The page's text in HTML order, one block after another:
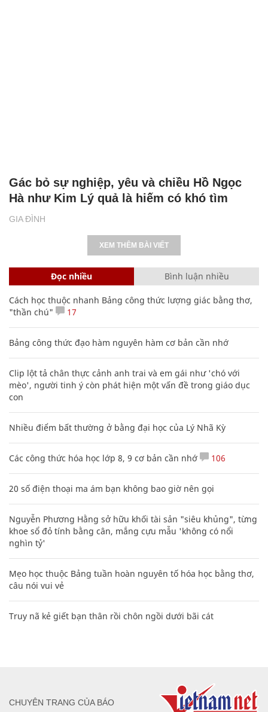
GIA ĐÌNH
Gác bỏ sự nghiệp, yêu và chiều Hồ Ngọc
Hà như Kim Lý quả là hiếm có khó tìm
XEM THÊM BÀI VIẾT
Đọc nhiều Bình luận nhiều
Cách học thuộc nhanh Bảng công thức lượng giác bằng thơ,
"thần chú"
17
Bảng công thức đạo hàm nguyên hàm cơ bản cần nhớ
Clip lột tả chân thực cảnh anh trai và em gái như 'chó với
mèo', người tinh ý còn phát hiện một vấn đề trong giáo dục
con
Nhiều điểm bất thường ở bằng đại học của Lý Nhã Kỳ
Các công thức hóa học lớp 8, 9 cơ bản cần nhớ 106
20 số điện thoại ma ám bạn không bao giờ nên gọi
Nguyễn Phương Hằng sở hữu khối tài sản "siêu khủng", từng
khoe sổ đỏ tính bằng cân, mắng cựu mẫu 'không có nổi
nghìn tỷ'
Mẹo học thuộc Bảng tuần hoàn nguyên tố hóa học bằng thơ,
câu nói vui vẻ
Truy nã kẻ giết bạn thân rồi chôn ngồi dưới bãi cát
CHUYÊN TRANG CỦA BÁO